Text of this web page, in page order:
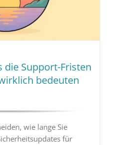
die Support-Fristen
bedeuten
wie lange Sie
für